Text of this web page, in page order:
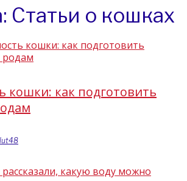
Статьи о кошках
кошки: как подготовить